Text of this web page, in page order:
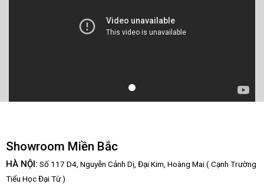
Showroom Miền Bắc
HÀ NỘI: Số 117 D4, Nguyễn Cảnh Dị, Đại Kim, Hoàng Mai.( Cạnh Trường
Tiểu Học Đại Từ )